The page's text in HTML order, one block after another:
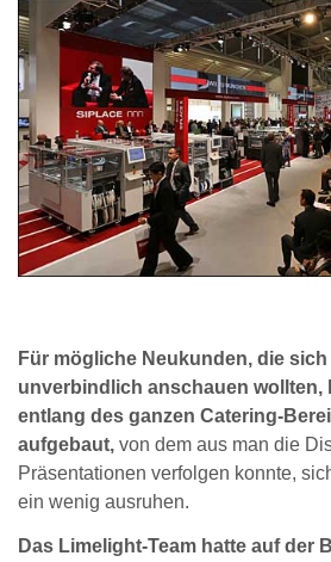
Für mögliche Neukunden, die sich
unverbindlich anschauen wollten,
entlang des ganzen Catering-
aufgebaut, von dem aus man die
Präsentationen verfolgen konnte,
ein wenig ausruhen.
Das Limelight-Team hatte auf der